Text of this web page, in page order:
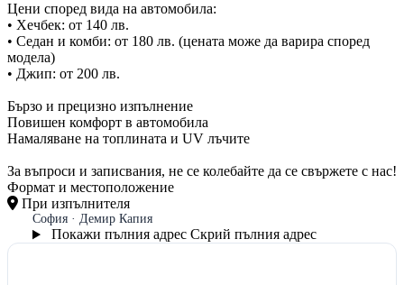
Цени според вида на автомобила:
• Хечбек: от 140 лв.
• Седан и комби: от 180 лв. (цената може да варира според
модела)
• Джип: от 200 лв.
Бързо и прецизно изпълнение
Повишен комфорт в автомобила
Намаляване на топлината и UV лъчите
За въпроси и записвания, не се колебайте да се свържете с нас!
Формат и местоположение
При изпълнителя
София · Демир Капия
Покажи пълния адрес Скрий пълния адрес